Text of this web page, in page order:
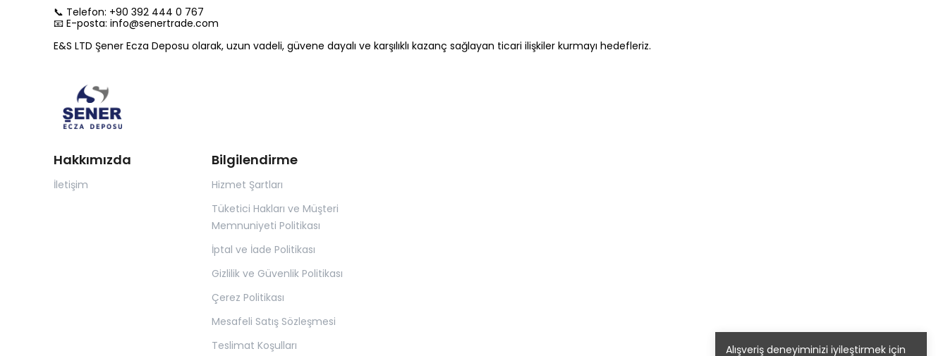
Alışveriş deneyiminizi iyileştirmek için
📞 Telefon: +90 392 444 0 767
📧 E-posta: info@senertrade.com
E&S LTD Şener Ecza Deposu olarak, uzun vadeli, güvene dayalı ve karşılıklı kazanç sağlayan ticari ilişkiler kurmayı hedefleriz.
Hakkımızda
İletişim
Bilgilendirme
Hizmet Şartları
Tüketici Hakları ve Müşteri
Memnuniyeti Politikası
İptal ve İade Politikası
Gizlilik ve Güvenlik Politikası
Çerez Politikası
Mesafeli Satış Sözleşmesi
Teslimat Koşulları